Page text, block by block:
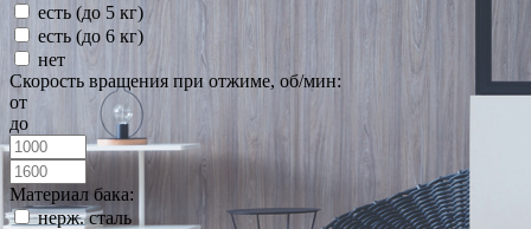
есть (до 5 кг)
есть (до 6 кг)
нет
Скорость вращения при отжиме, об/мин:
от
до
Материал бака:
нерж. сталь